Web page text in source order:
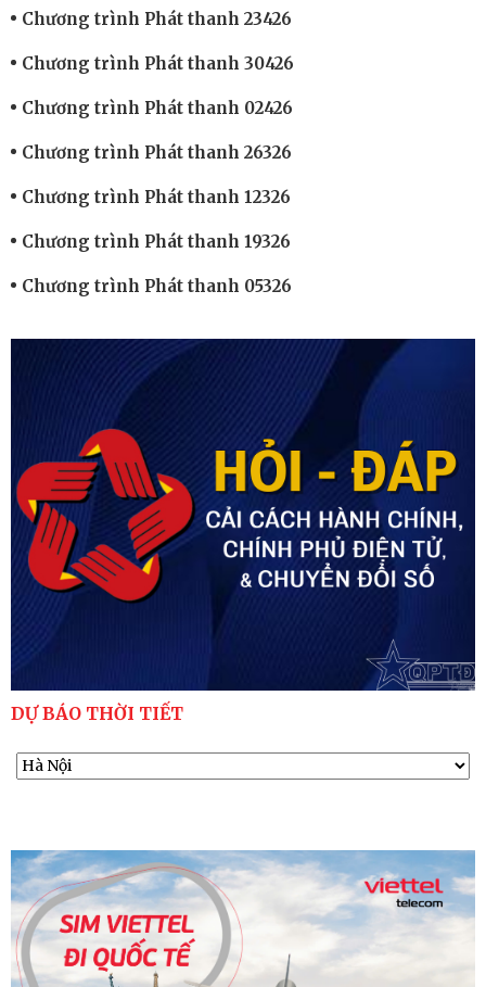
Chương trình Phát thanh 23426
Chương trình Phát thanh 30426
Chương trình Phát thanh 02426
Chương trình Phát thanh 26326
Chương trình Phát thanh 12326
Chương trình Phát thanh 19326
Chương trình Phát thanh 05326
DỰ BÁO THỜI TIẾT